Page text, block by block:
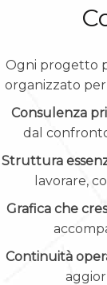
Ogni progetto
organizzato
Consulenza
dal
Struttura
lavorare,
Grafica che
Continuità